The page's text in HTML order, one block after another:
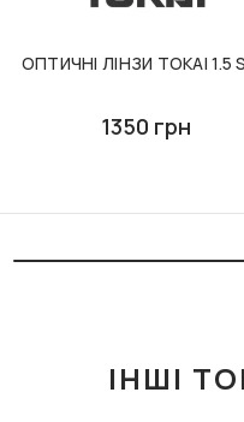
ОПТИЧНІ ЛІНЗИ TOKAI 1.5
1350 грн
ІНШІ